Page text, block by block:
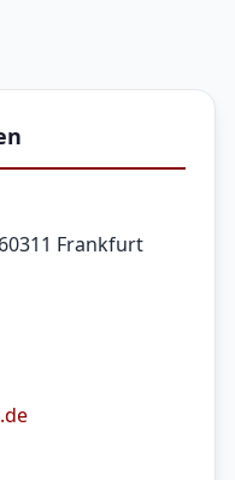
Frankfurt